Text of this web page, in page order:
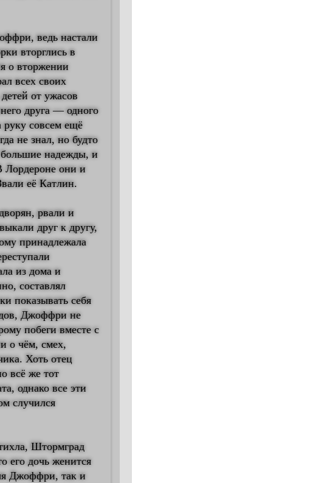
ведь настали
вторглись в
о вторжении
всех своих
от ужасов
друга — одного
руку совсем ещё
не знал, но будто
большие надежды, и
Лордероне они и
её Катлин.
рвали и
друг к другу,
принадлежала
из дома и
составлял
показывать себя
Джоффри не
побеги вместе с
о чём, смех,
Хоть отец
всё же тот
однако все эти
случился
Штормград
его дочь женится
Джоффри, так и